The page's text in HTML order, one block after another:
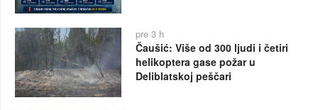
pre 3 h
Čaušić: Više od 300 ljudi i četiri
helikoptera gase požar u
Deliblatskoj peščari